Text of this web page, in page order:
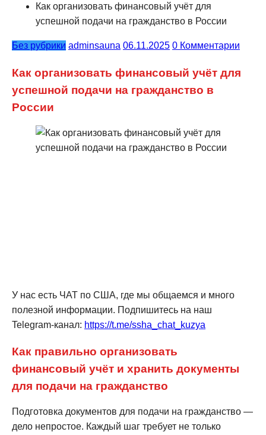
Как организовать финансовый учёт для
успешной подачи на гражданство в России
Без рубрики adminsauna 06.11.2025 0 Комментарии
Как организовать финансовый учёт для
успешной подачи на гражданство в
России
У нас есть ЧАТ по США, где мы общаемся и много
полезной информации. Подпишитесь на наш
Telegram-канал: https://t.me/ssha_chat_kuzya
Как правильно организовать
финансовый учёт и хранить документы
для подачи на гражданство
Подготовка документов для подачи на гражданство —
дело непростое. Каждый шаг требует не только